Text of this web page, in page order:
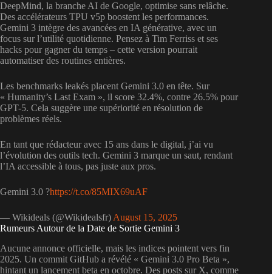
DeepMind, la branche AI de Google, optimise sans relâche.
Des accélérateurs TPU v5p boostent les performances.
Gemini 3 intègre des avancées en IA générative, avec un
focus sur l’utilité quotidienne. Pensez à Tim Ferriss et ses
hacks pour gagner du temps – cette version pourrait
automatiser des routines entières.
Les benchmarks leakés placent Gemini 3.0 en tête. Sur
« Humanity’s Last Exam », il score 32.4%, contre 26.5% pour
GPT-5. Cela suggère une supériorité en résolution de
problèmes réels.
En tant que rédacteur avec 15 ans dans le digital, j’ai vu
l’évolution des outils tech. Gemini 3 marque un saut, rendant
l’IA accessible à tous, pas juste aux pros.
Gemini 3.0 ?https://t.co/85MIX69uAF
— Wikideals (@Wikidealsfr) August 15, 2025
Rumeurs Autour de la Date de Sortie Gemini 3
Aucune annonce officielle, mais les indices pointent vers fin
2025. Un commit GitHub a révélé « Gemini 3.0 Pro Beta »,
hintant un lancement beta en octobre. Des posts sur X, comme